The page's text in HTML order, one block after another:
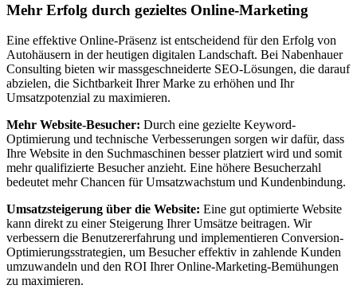
Mehr Erfolg durch gezieltes Online-Marketing
Eine effektive Online-Präsenz ist entscheidend für den Erfolg von
Autohäusern in der heutigen digitalen Landschaft. Bei Nabenhauer
Consulting bieten wir massgeschneiderte SEO-Lösungen, die darauf
abzielen, die Sichtbarkeit Ihrer Marke zu erhöhen und Ihr
Umsatzpotenzial zu maximieren.
Mehr Website-Besucher: Durch eine gezielte Keyword-
Optimierung und technische Verbesserungen sorgen wir dafür, dass
Ihre Website in den Suchmaschinen besser platziert wird und somit
mehr qualifizierte Besucher anzieht. Eine höhere Besucherzahl
bedeutet mehr Chancen für Umsatzwachstum und Kundenbindung.
Umsatzsteigerung über die Website: Eine gut optimierte Website
kann direkt zu einer Steigerung Ihrer Umsätze beitragen. Wir
verbessern die Benutzererfahrung und implementieren Conversion-
Optimierungsstrategien, um Besucher effektiv in zahlende Kunden
umzuwandeln und den ROI Ihrer Online-Marketing-Bemühungen
zu maximieren.